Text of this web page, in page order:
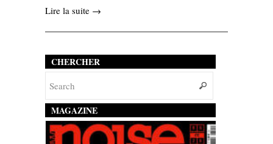
Lire la suite →
CHERCHER
MAGAZINE